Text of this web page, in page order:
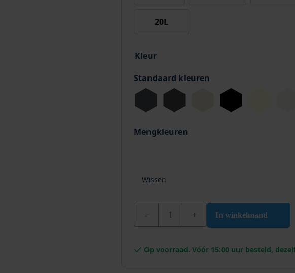
20L
Kleur
Mengkleuren
Standaard kleuren
Wissen
Wixx Aqua Traplak Zijdeglans aantal
In winkelmand
Op voorraad. Vóór 15:00 uur besteld,